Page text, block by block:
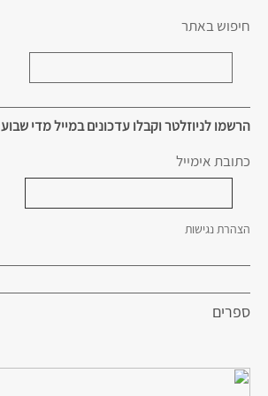
חיפוש באתר
הרשמו לניוזלטר וקבלו עדכונים במייל מדי שבוע
כתובת אימייל
הצהרת נגישות
ספרים